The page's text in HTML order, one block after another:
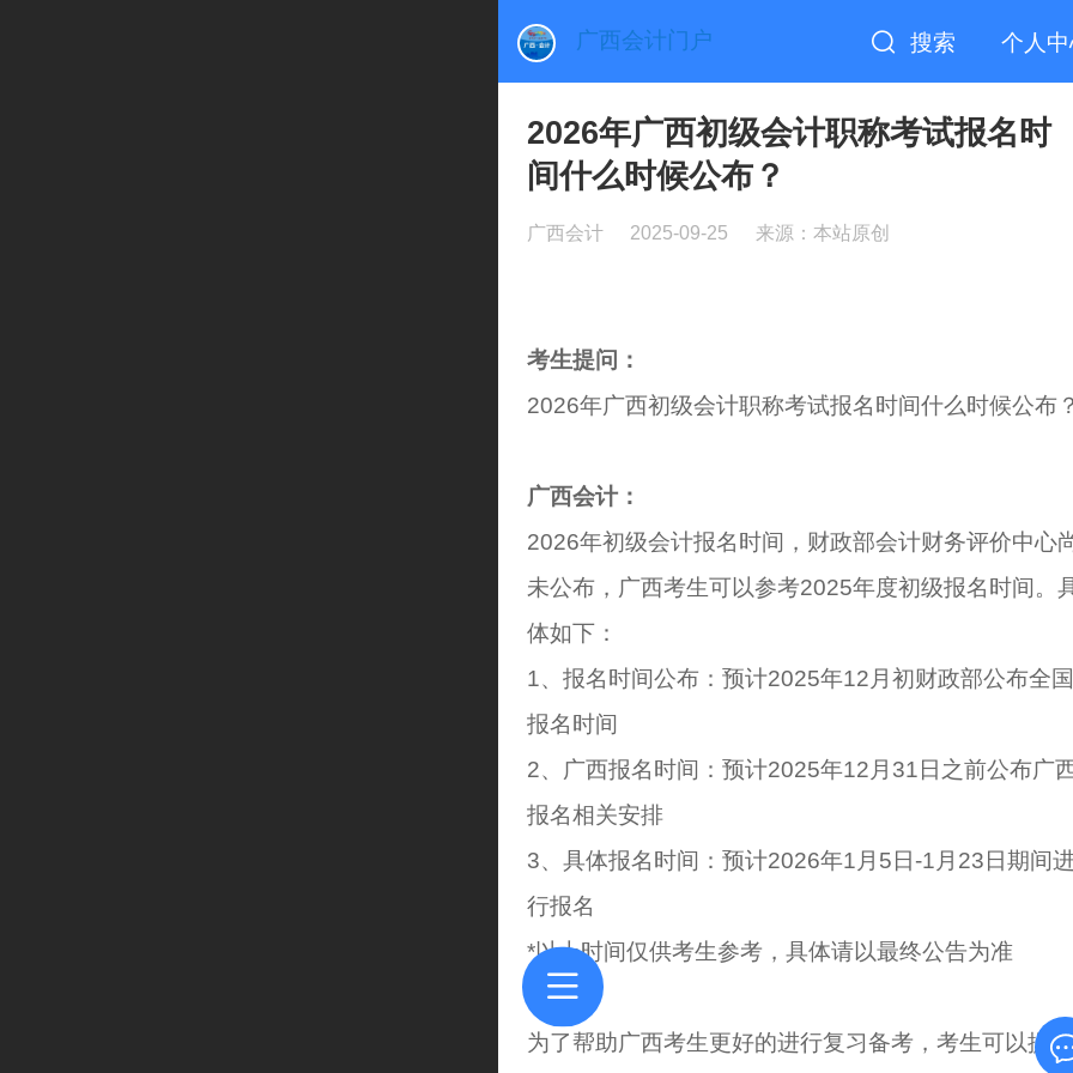
广西会计门户 搜索 个人
2026年广西初级会计职称考试报名时
间什么时候公布？
广西会计 2025-09-25 来源：本站原创
考生提问：
2026年广西初级会计职称考试报名时间什么时候公布
广西会计：
2026年初级会计报名时间，财政部会计财务评价中心
未公布，广西考生可以参考2025年度初级报名时间。
体如下：
1、报名时间公布：预计2025年12月初财政部公布全国
报名时间
2、广西报名时间：预计2025年12月31日之前公布广
报名相关安排
3、具体报名时间：预计2026年1月5日-1月23日期间
行报名
*以上时间仅供考生参考，具体请以最终公告为准
为了帮助广西考生更好的进行复习备考，考生可以提前